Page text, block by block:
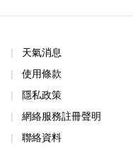
天氣消息
使用條款
隱私政策
網絡服務註冊聲明
聯絡資料